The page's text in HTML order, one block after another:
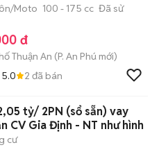
Moto 100 - 175 cc Đã sử
đ
Thuận An (P. An Phú mới)
5.0 2 đã bán
tỷ/ 2PN (sổ sẵn) vay
_ gần CV Gia Định - NT như hình
cư